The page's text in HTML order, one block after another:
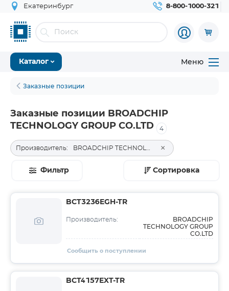
Екатеринбург 8-800-1000-321
Каталог Меню
Заказные позиции
Заказные позиции BROADCHIP
TECHNOLOGY GROUP CO.LTD
4
Производитель: ×
Фильтр Сортировка
BCT3236EGH-TR
Производитель:
BROADCHIP
TECHNOLOGY GROUP
CO.LTD
Сообщить о поступлении
BCT4157EXT-TR